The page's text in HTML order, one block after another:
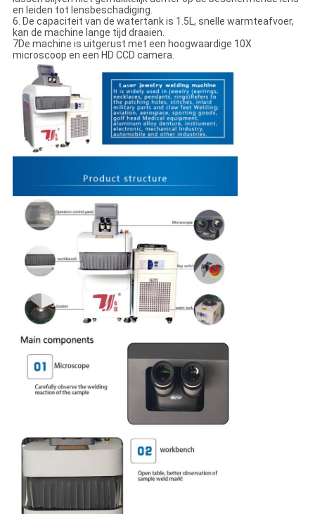
en leiden tot lensbeschadiging.
6. De capaciteit van de watertank is 1.5L, snelle warmteafvoer,
kan de machine lange tijd draaien.
7De machine is uitgerust met een hoogwaardige 10X
microscoop en een HD CCD camera.